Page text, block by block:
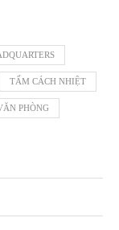
TẤM CÁCH NHIỆT
PHÒNG